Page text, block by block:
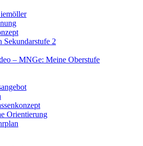
Sekundarstufe 2
– MNGe: Meine Oberstufe
Orientierung